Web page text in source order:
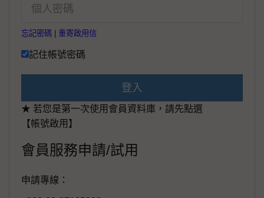
忘記密碼 重寄啟用信
記住帳號密碼
登入
★ 若您是第一次使用會員資料庫，請先點選
【帳號啟用】
會員服務申請/試用
申請專線：